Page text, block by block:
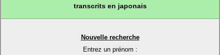
transcrits en japonais
Nouvelle recherche
Entrez un prénom :